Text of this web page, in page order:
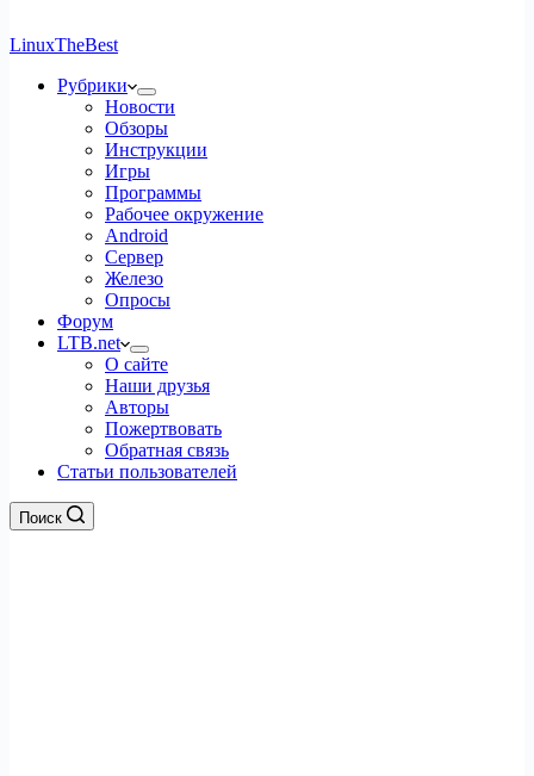
LinuxTheBest
Рубрики
Новости
Обзоры
Инструкции
Игры
Программы
Рабочее окружение
Android
Сервер
Железо
Опросы
Форум
LTB.net
О сайте
Наши друзья
Авторы
Пожертвовать
Обратная связь
Статьи пользователей
Поиск